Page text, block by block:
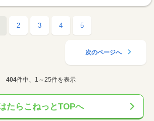
2 3 4 5
次のページへ
404件中、1～25件を表示
たらこねっとTOPへ